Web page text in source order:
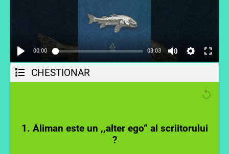
00:00 03:03
CHESTIONAR
1. Aliman este un ,,alter ego” al scriitorului
?